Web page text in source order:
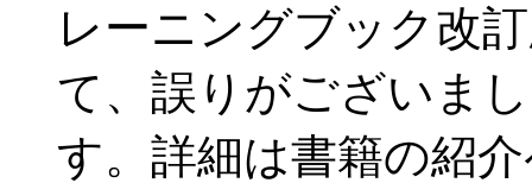
レーニングブック改
て、誤りがございま
す。詳細は書籍の紹